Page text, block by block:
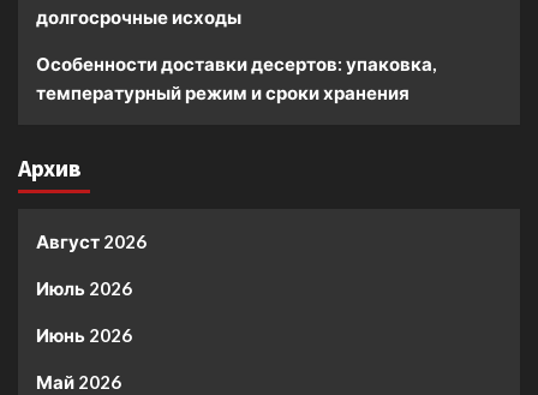
долгосрочные исходы
Особенности доставки десертов: упаковка,
температурный режим и сроки хранения
Архив
Август 2026
Июль 2026
Июнь 2026
Май 2026